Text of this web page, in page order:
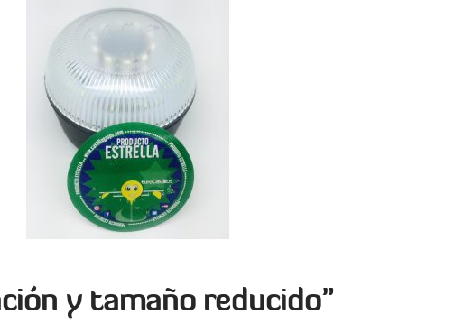
y tamaño reducido”